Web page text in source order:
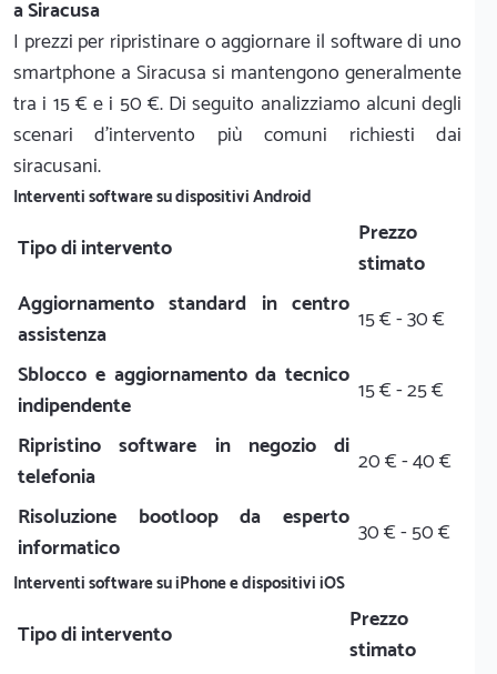
a Siracusa
I prezzi per ripristinare o aggiornare il software di uno
smartphone a Siracusa si mantengono generalmente
tra i 15 € e i 50 €. Di seguito analizziamo alcuni degli
scenari d'intervento più comuni richiesti dai
siracusani.
Interventi software su dispositivi Android
Tipo di intervento
Prezzo
stimato
Aggiornamento standard in centro
assistenza
15 € - 30 €
Sblocco e aggiornamento da tecnico
indipendente
15 € - 25 €
Ripristino software in negozio di
telefonia
20 € - 40 €
Risoluzione bootloop da esperto
informatico
30 € - 50 €
Interventi software su iPhone e dispositivi iOS
Tipo di intervento
Prezzo
stimato